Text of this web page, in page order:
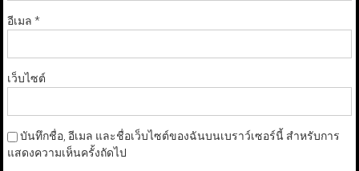
อีเมล *
เว็บไซต์
บันทึกชื่อ, อีเมล และชื่อเว็บไซต์ของฉันบนเบราว์เซอร์นี้ สำหรับการ
แสดงความเห็นครั้งถัดไป